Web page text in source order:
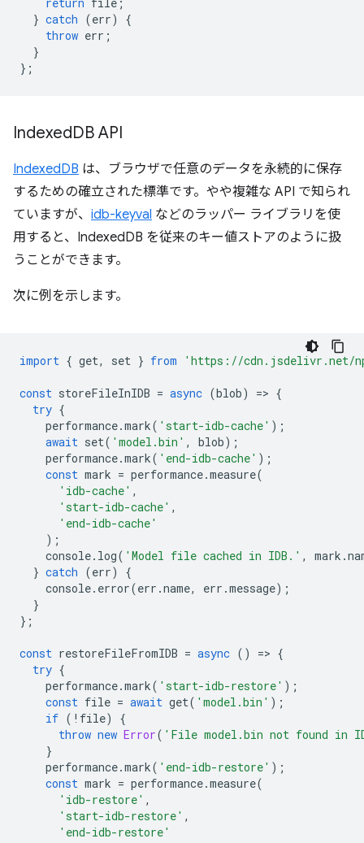
} catch (err)
{
throw err ;
}
};
IndexedDB API
IndexedDB は、ブラウザで任意のデータを永続的に保存
するための確立された標準です。やや複雑な API で知られ
ていますが、 idb-keyval などのラッパー ライブラリを使
用すると、IndexedDB を従来のキー値ストアのように扱
うことができます。
次に例を示します。
import { get, set } from 'https://cdn.jsdelivr.net/
const storeFileInIDB = async (blob) => {
try {
performance.mark( 'start-idb-cache' );
await set( 'model.bin' , blob);
performance.mark( 'end-idb-cache' );
const mark = performance.measure(
'idb-cache' ,
'start-idb-cache' ,
'end-idb-cache'
);
console. log( 'Model file cached in IDB.' , mark .
} catch (err)
{
console. error(err .name, err .message);
}
};
const restoreFileFromIDB = async () => {
try {
performance.mark( 'start-idb-restore' );
const file = await get( 'model.bin' );
if ( ! file)
{
throw new Error( 'File model.bin not found in
}
performance.mark( 'end-idb-restore' );
const mark = performance.measure(
'idb-restore' ,
'start-idb-restore' ,
'end-idb-restore'